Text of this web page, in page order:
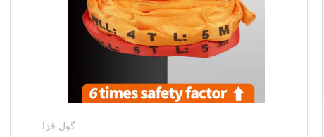
گول ڦڙا